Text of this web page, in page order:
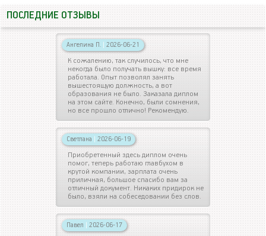
ПОСЛЕДНИЕ ОТЗЫВЫ
Ангелина П. | 2026-06-21
К сожалению, так случилось, что мне
некогда было получать вышку: все время
работала. Опыт позволял занять
вышестоящую должность, а вот
образования не было. Заказала диплом
на этом сайте. Конечно, были сомнения,
но все прошло отлично! Рекомендую.
Светлана | 2026-06-19
Приобретенный здесь диплом очень
помог, теперь работаю главбухом в
крутой компании, зарплата очень
приличная, большое спасибо вам за
отличный документ. Никаких придирок не
было, взяли на собеседовании без слов.
Павел | 2026-06-17